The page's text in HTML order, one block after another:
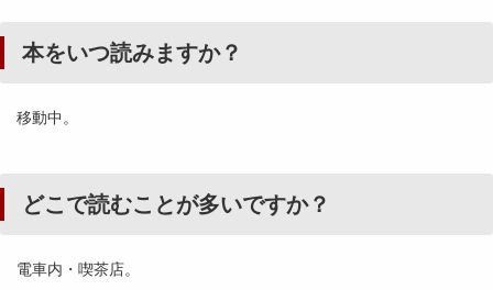
本をいつ読みますか？
移動中。
どこで読むことが多いですか？
電車内・喫茶店。